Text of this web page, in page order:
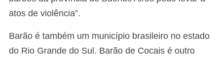
atos de violência”.
Barão é também um município brasileiro no estado
do Rio Grande do Sul. Barão de Cocais é outro